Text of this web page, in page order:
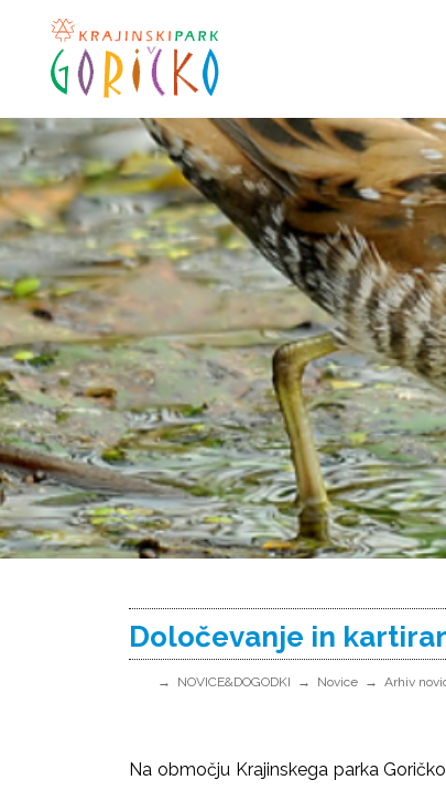
Določevanje in
NOVICE&DOGODKI Novice Arhiv
Na območju Krajinskega parka